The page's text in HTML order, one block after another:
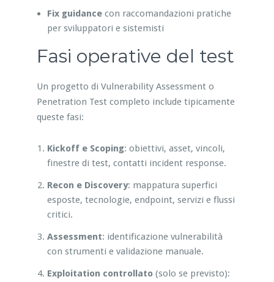
Fix guidancecon raccomandazioni pratiche
per sviluppatori e sistemisti
Fasi operative del test
Un progetto di Vulnerability Assessment o
Penetration Test completo include tipicamente
queste fasi:
Kickoff e Scoping: obiettivi, asset, vincoli,
finestre di test, contatti incident response.
Recon e Discovery: mappatura superfici
esposte, tecnologie, endpoint, servizi e flussi
critici.
Assessment: identificazione vulnerabilità
con strumenti e validazione manuale.
Exploitation controllato(solo se previsto):